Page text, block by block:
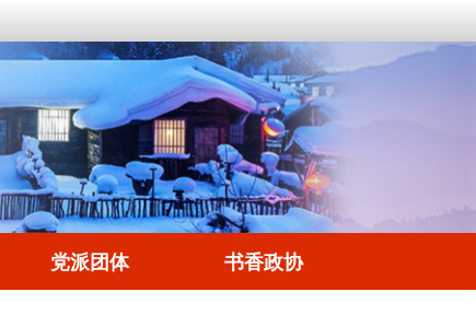
党派团体 书香政协